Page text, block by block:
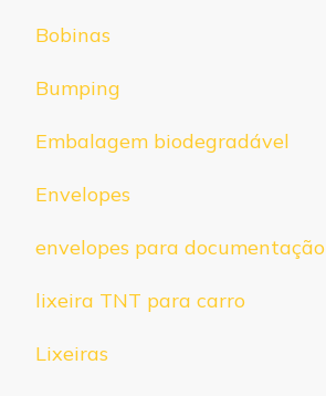
Bobinas
Bumping
Embalagem biodegradável
Envelopes
envelopes para documentação
lixeira TNT para carro
Lixeiras